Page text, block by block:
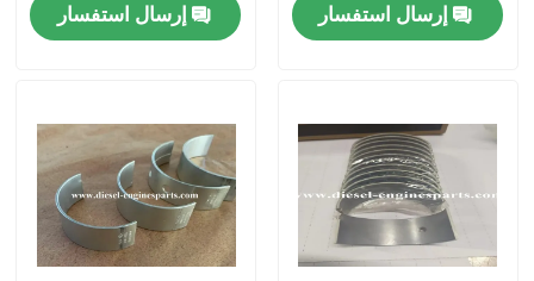
ضبط الجودة
طلب اقتباس
أجزاء محرك الديزل
إرسال استفسار إرسال استفسار